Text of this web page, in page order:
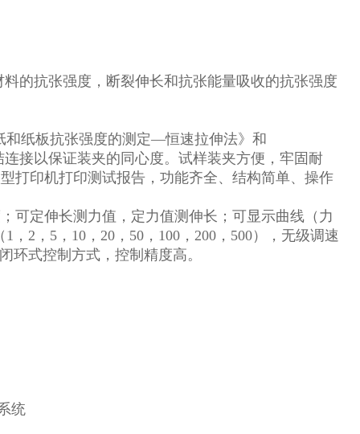
的抗张强度，断裂伸长和抗张能量吸收的抗张强度
和纸板抗张强度的测定—恒速拉伸法》和
接以保证装夹的同心度。试样装夹方便，牢固耐
打印机打印测试报告，功能齐全、结构简单、操作
可定伸长测力值，定力值测伸长；可显示曲线（力
2，5，10，20，50，100，200，500），无级调速
环式控制方式，控制精度高。
统